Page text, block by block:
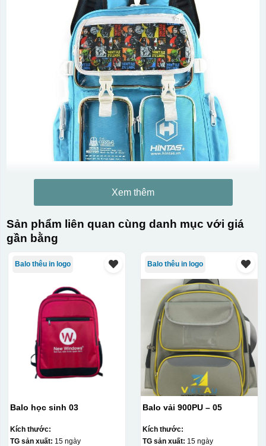
Xem thêm
Sản phẩm liên quan cùng danh mục với giá
gần bằng
Balo thêu in logo
Balo học sinh 03
Kích thước:
TG sản xuất: 15 ngày
Balo thêu in logo
Balo vải 900PU – 05
Kích thước:
TG sản xuất: 15 ngày